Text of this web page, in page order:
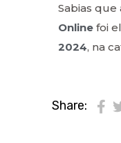
Sabias que
Online foi
2024, na
Share: